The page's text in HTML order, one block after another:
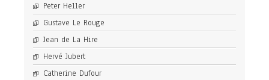
Peter Heller
Gustave Le Rouge
Jean de La Hire
Hervé Jubert
Catherine Dufour